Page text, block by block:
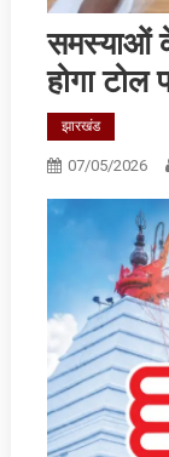
समस्याओं
होगा टोल
झारखंड
07/05/2026